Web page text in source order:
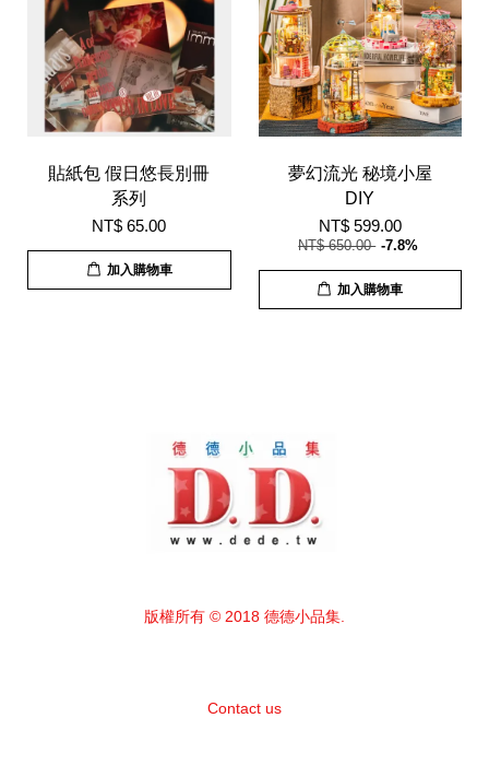
貼紙包 假日悠長別冊
系列
NT$ 65.00
加入購物車
夢幻流光 秘境小屋
DIY
NT$ 599.00
NT$ 650.00 -7.8%
加入購物車
版權所有 © 2018 德德小品集.
Contact us